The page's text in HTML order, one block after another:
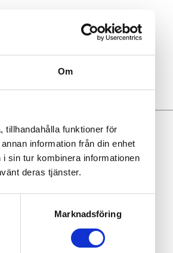
Om
tillhandahålla funktioner för
information från din enhet
sin tur kombinera informationen
deras tjänster.
Marknadsföring